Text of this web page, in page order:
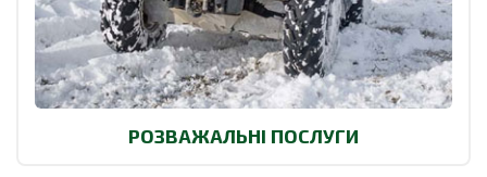
РОЗВАЖАЛЬНІ ПОСЛУГИ